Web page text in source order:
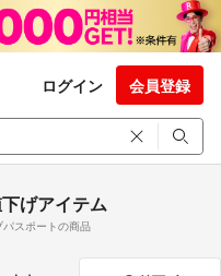
ログイン 会員登録
げアイテム
スポートの商品